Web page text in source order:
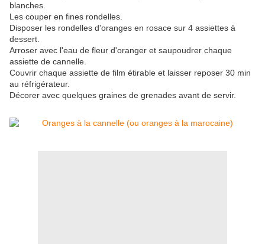
blanches.
Les couper en fines rondelles.
Disposer les rondelles d'oranges en rosace sur 4 assiettes à
dessert.
Arroser avec l'eau de fleur d'oranger et saupoudrer chaque
assiette de cannelle.
Couvrir chaque assiette de film étirable et laisser reposer 30 min
au réfrigérateur.
Décorer avec quelques graines de grenades avant de servir.